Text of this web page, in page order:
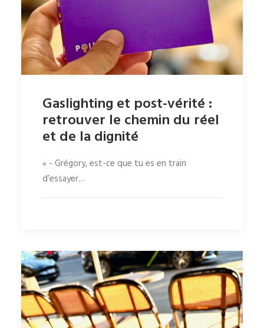
Gaslighting et post-vérité :
retrouver le chemin du réel
et de la dignité
« - Grégory, est-ce que tu es en train
d’essayer…